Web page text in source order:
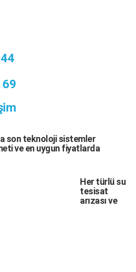
69
son teknoloji sistemler
ve en uygun fiyatlarda
Her türlü su
tesisat
arızasıve